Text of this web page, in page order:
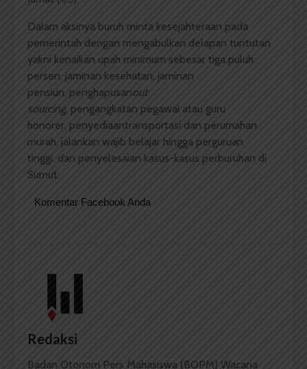
Dalam aksinya buruh minta kesejahteraan pada
pemerintah dengan mengabulkan delapan tuntutan
yakni kenaikan upah minimum sebesar tiga puluh
persen, jaminan kesehatan, jaminan
pensiun, penghapusanout
sourcing, pengangkatan pegawai atau guru
honorer, penyediaantransportasi dan perumahan
murah, jalankan wajib belajar hingga perguruan
tinggi, dan penyelesaian kasus-kasus perburuhan di
Sumut.
Komentar Facebook Anda
Redaksi
Badan Otonom Pers Mahasiswa (BOPM) Wacana